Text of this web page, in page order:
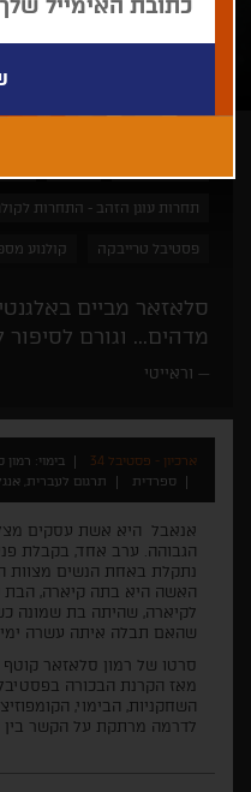
תחרות עוגן הזהב - התחרות לקולנוע
פסטיבל טרייבקה קולנוע
סלאזאר מביים
מדהים... וגורם
וראייטי
ארכיון - פסטיבל 34 בימוי:
ספרדית
תרגום לעברית,
אנאבל היא אשת עסקים
הגבוהה. ערב אחד, בקבלת
נתקלת באחת הנשים מצוות
האשה היא בתה קיארה, הבת
לקיארה, שהיתה בת שמונה
שהאם תבלה איתה עשרה
סרטו של רמון סלאזאר
מאז הקרנת הבכורה
השחקניות, הבימוי,
לדרמה מרתקת על הקשר בין